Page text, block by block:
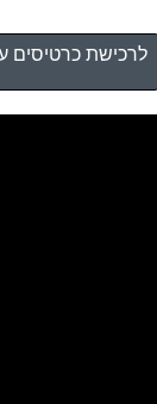
לרכישת כרטיסים